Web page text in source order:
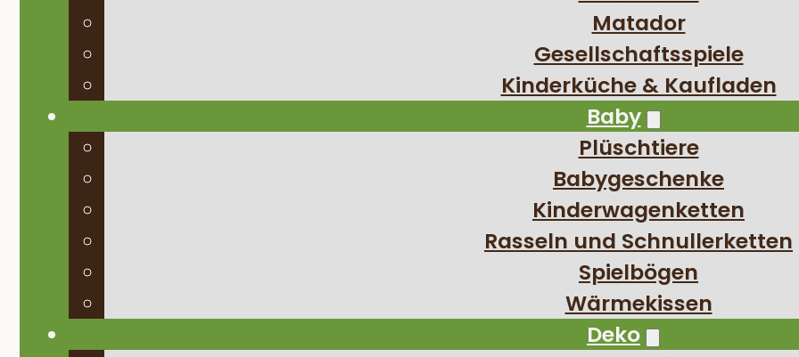
Matador
Gesellschaftsspiele
Kinderküche & Kaufladen
Baby
Plüschtiere
Babygeschenke
Kinderwagenketten
Rasseln und Schnullerketten
Spielbögen
Wärmekissen
Deko